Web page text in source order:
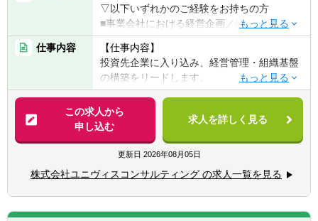
・「東証プライム上場企業の安心感」と「ベ
ンチャー企業の成長性」を兼ね備える会社
…同社は東証プライム上場企業の安定性や労
働環境と、圧倒的な成長を同時に実現してい
ます。
大手企業とベンチャー企業の良いところを兼
ね備えているのが魅力です。
・キャリアアップのチャンス
…圧倒的な成長率を誇る当社では、会社の成
り、やる気と実力次第で様々な業務経験を積
▽以下いずれかのご経験をお持ちの方
■事業会社における経営企画／経理／管理部
門の実務経験
■監査法人、会計事務所等での会計実務経験
【歓迎経験・スキル】
■公認会計士（試験合格者含む）
■管理会計、予実管理、事業計画策定の経験
■バックオフィス全体（経理・労務・総務
等）への理解
■PMIや組織改革プロジェクトの経験
がある方
仕事内容
【仕事内容】
投資先企業に入り込み、経営管理・組織基盤
の構築をリードします。
＜経営企画・管理会計業務＞
■売上・コストデータの集約、分析、着地見
込みの精緻化
■予実管理体制の構築・運用
■事業計画策定、KPI設計・モニタリング
■経営意思決定に必要な数値分析・レポーテ
ィング
この求人から
申し込む
求人を詳しく見る
更新日 2026年08月05日
株式会社ユニヴィスコンサルティング の求人一覧を見る